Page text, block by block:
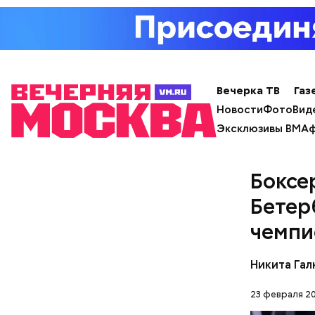
Вечерка ТВ
НовостиФото
Эксклюзивы ВМ
Никита
23 февраля
Весной
стал